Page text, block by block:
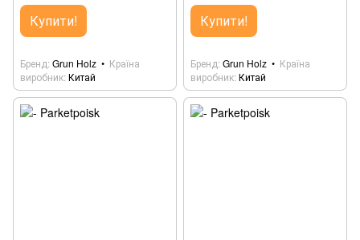
Купити!
Бренд Grun Holz
Країна
виробник Китай
Купити!
Бренд Grun Holz
Країна
виробник Китай